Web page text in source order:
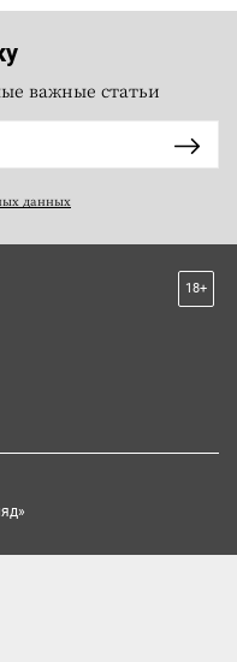
важные статьи
данных
18+